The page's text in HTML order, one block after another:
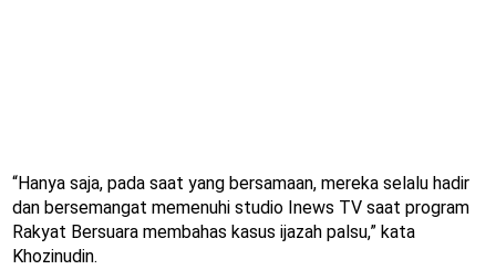
“Hanya saja, pada saat yang bersamaan, mereka selalu hadir
dan bersemangat memenuhi studio Inews TV saat program
Rakyat Bersuara membahas kasus ijazah palsu,” kata
Khozinudin.